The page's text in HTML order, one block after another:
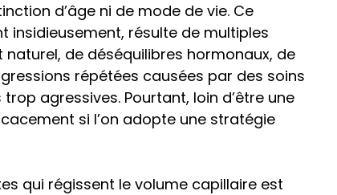
d’âge ni de mode de vie. Ce
insidieusement, résulte de multiples
naturel, de déséquilibres hormonaux, de
répétées causées par des soins
agressives. Pourtant, loin d’être une
si l’on adopte une stratégie
qui régissent le volume capillaire est